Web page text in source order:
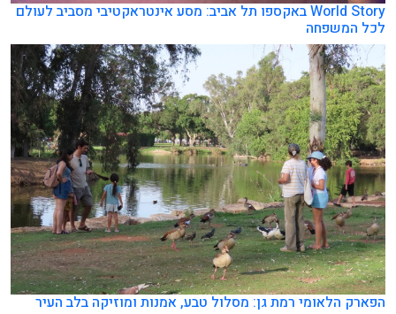
World Story באקספו תל אביב: מסע אינטראקטיבי מסביב לעולם
לכל המשפחה
הפארק הלאומי רמת גן: מסלול טבע, אמנות ומוזיקה בלב העיר